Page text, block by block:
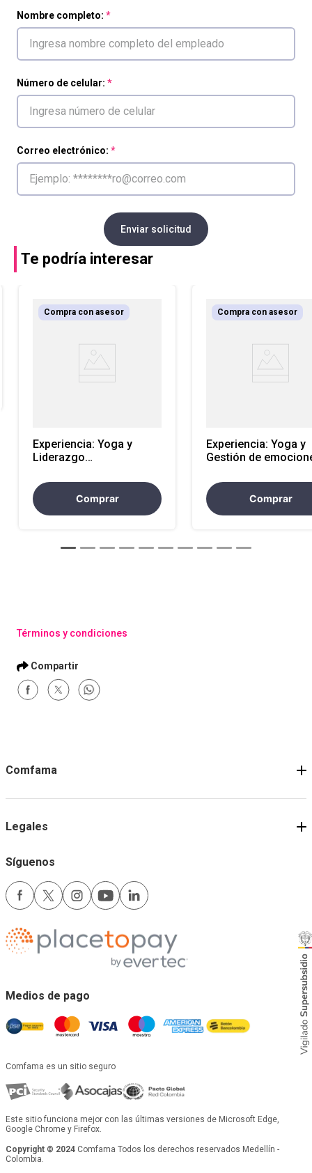
Nombre completo:
Número de celular:
Correo electrónico:
Enviar solicitud
Te podría interesar
Experiencia: Yoga y
Liderazgo
Comprar
Compra con asesor
Experiencia: Yoga y
Gestión de
Comprar
Compra con asesor
Términos y condiciones
Comfama
Legales
Síguenos
Medios de pago
Comfama es un sitio seguro
Este sitio funciona mejor con las últimas versiones de Microsoft Edge,
Google Chrome y Firefox.
Copyright © 2024 Comfama Todos los derechos reservados Medellín -
Colombia.